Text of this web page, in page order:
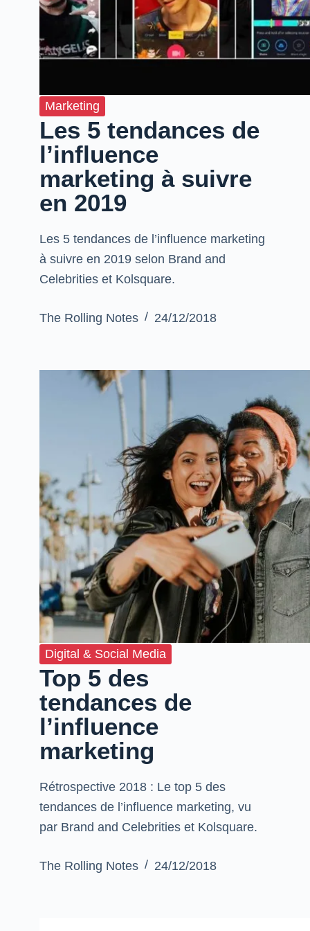
Marketing
Les 5 tendances de
l’influence
marketing à suivre
en 2019
Les 5 tendances de l’influence marketing
à suivre en 2019 selon Brand and
Celebrities et Kolsquare.
The Rolling Notes 24/12/2018
Digital & Social Media
Top 5 des
tendances de
l’influence
marketing
Rétrospective 2018 : Le top 5 des
tendances de l’influence marketing, vu
par Brand and Celebrities et Kolsquare.
The Rolling Notes 24/12/2018